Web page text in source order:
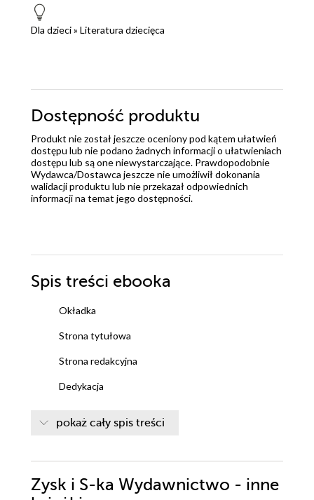
Dla dzieci» Literatura dziecięca
Dostępność produktu
Produkt nie został jeszcze oceniony pod kątem ułatwień
dostępu lub nie podano żadnych informacji o ułatwieniach
dostępu lub są one niewystarczające. Prawdopodobnie
Wydawca/Dostawca jeszcze nie umożliwił dokonania
walidacji produktu lub nie przekazał odpowiednich
informacji na temat jego dostępności.
Spis treści ebooka
Okładka
Strona tytułowa
Strona redakcyjna
Dedykacja
1. DZIESIĘĆ MINUT PRZED DZWONKIEM
2. TATA RATUJE ŚWIAT
pokaż cały spis treści
Zysk i S-ka Wydawnictwo - inne